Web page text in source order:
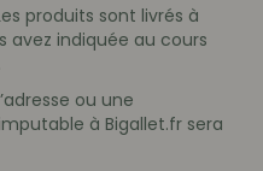
produits sont livrés à
avez indiquée au cours
ou une
à Bigallet.fr sera